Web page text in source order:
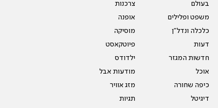
בעולם
משפט ופלילים
כלכלה ונדל"ן
דעות
חדשות המגזר
אוכל
כיפה שחורה
דיגיטל
צרכנות
אופנה
מוסיקה
פיוטקאסט
ילדודס
מודעות אבל
מזג אוויר
תגיות